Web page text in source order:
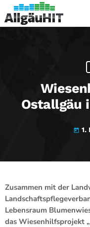
Ostallgäu
today 1.
Zusammen mit der
Lebensraum
das Wiesenhilfsprojekt